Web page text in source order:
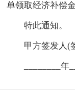
单领取经济补偿金
特此通知。
甲方签发人(
________年